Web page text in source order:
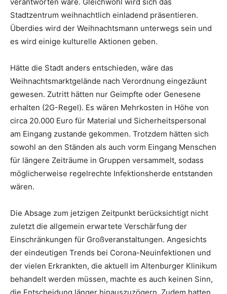
Stadtzentrum weihnachtlich einladend präsentieren.
Überdies wird der Weihnachtsmann unterwegs sein und
es wird einige kulturelle Aktionen geben.
Hätte die Stadt anders entschieden, wäre das
Weihnachtsmarktgelände nach Verordnung eingezäunt
gewesen. Zutritt hätten nur Geimpfte oder Genesene
erhalten (2G-Regel). Es wären Mehrkosten in Höhe von
circa 20.000 Euro für Material und Sicherheitspersonal
am Eingang zustande gekommen. Trotzdem hätten sich
sowohl an den Ständen als auch vorm Eingang Menschen
für längere Zeiträume in Gruppen versammelt, sodass
möglicherweise regelrechte Infektionsherde entstanden
wären.
Die Absage zum jetzigen Zeitpunkt berücksichtigt nicht
zuletzt die allgemein erwartete Verschärfung der
Einschränkungen für Großveranstaltungen. Angesichts
der eindeutigen Trends bei Corona-Neuinfektionen und
der vielen Erkrankten, die aktuell im Altenburger Klinikum
behandelt werden müssen, machte es auch keinen Sinn,